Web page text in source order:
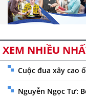
XEM NHIỀU
Cuộc đua xây cao
Nguyễn Ngọc Tư: